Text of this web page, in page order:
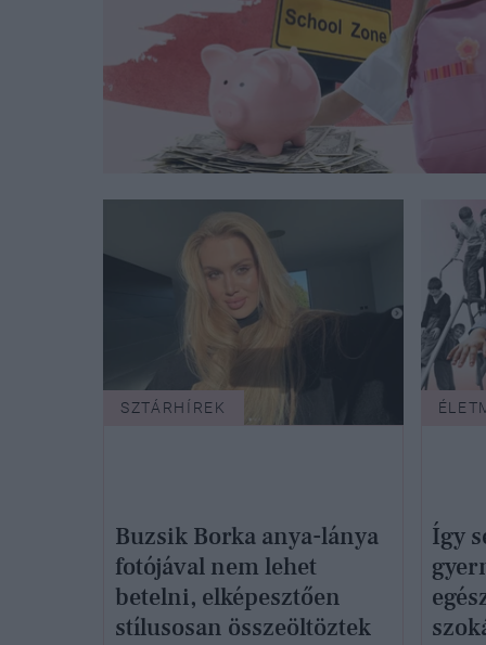
SZTÁRHÍREK
Buzsik Borka anya-lánya
fotójával nem lehet
betelni, elképesztően
stílusosan összeöltöztek
Így